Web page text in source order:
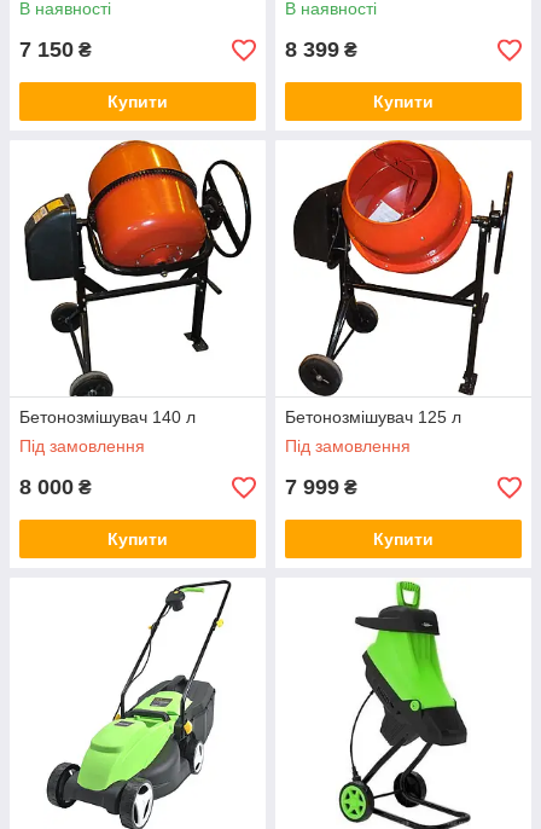
В наявності
7 150 ₴
Купити
В наявності
8 399 ₴
Купити
Бетонозмішувач 140 л
Під замовлення
8 000 ₴
Купити
Бетонозмішувач 125 л
Під замовлення
7 999 ₴
Купити